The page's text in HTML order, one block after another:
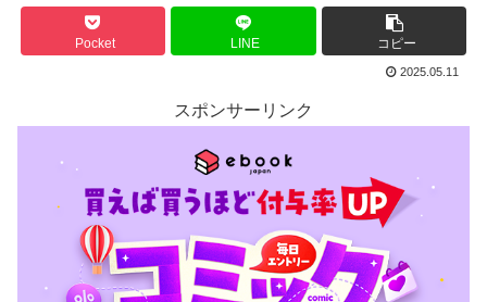
Pocket LINE コピー
2025.05.11
スポンサーリンク